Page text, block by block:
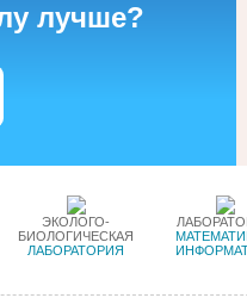
лучше?
ЭКОЛОГО-
БИОЛОГИЧЕСКАЯ
ЛАБОРАТОРИЯ